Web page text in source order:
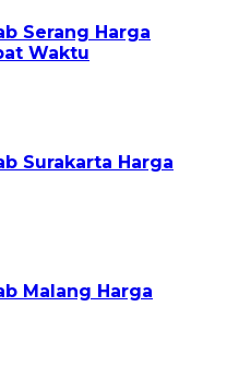
Serang Harga
Waktu
Surakarta Harga
Malang Harga